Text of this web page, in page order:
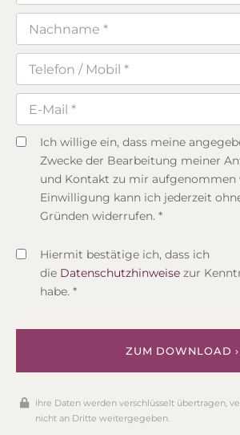
Ich willige ein, dass meine
Zwecke der Bearbeitung meiner
und Kontakt zu mir aufgenommen
Einwilligung kann ich jederzeit
Gründen widerrufen. *
Hiermit bestätige ich, dass ich
die Datenschutzhinweise zur
habe. *
ZUM DOWNLOAD ›
Ihre Daten werden verschlüsselt übertragen,
nicht an Dritte weitergegeben.